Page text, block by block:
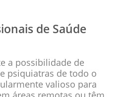
de Saúde
a possibilidade de
psiquiatras de todo o
valioso para